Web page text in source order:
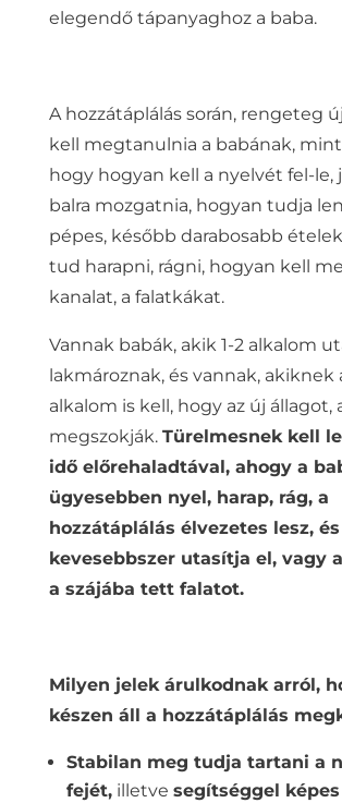
elegendő tápanyaghoz a baba.
A hozzátáplálás során, rengeteg
kell megtanulnia a babának,
hogy hogyan kell a nyelvét fel-le,
balra mozgatnia, hogyan tudja
pépes, később darabosabb
tud harapni, rágni, hogyan kell
kanalat, a falatkákat.
Vannak babák, akik 1-2 alkalom
lakmároznak, és vannak, akiknek
alkalom is kell, hogy az új állagot,
megszokják. Türelmesnek kell
idő előrehaladtával, ahogy a
ügyesebben nyel, harap, rág, a
hozzátáplálás élvezetes lesz,
kevesebbszer utasítja el, vagy
a szájába tett falatot.
Milyen jelek árulkodnak arról,
készen áll a hozzátáplálás
Stabilan meg tudja tartani a
fejét,illetve segítséggel